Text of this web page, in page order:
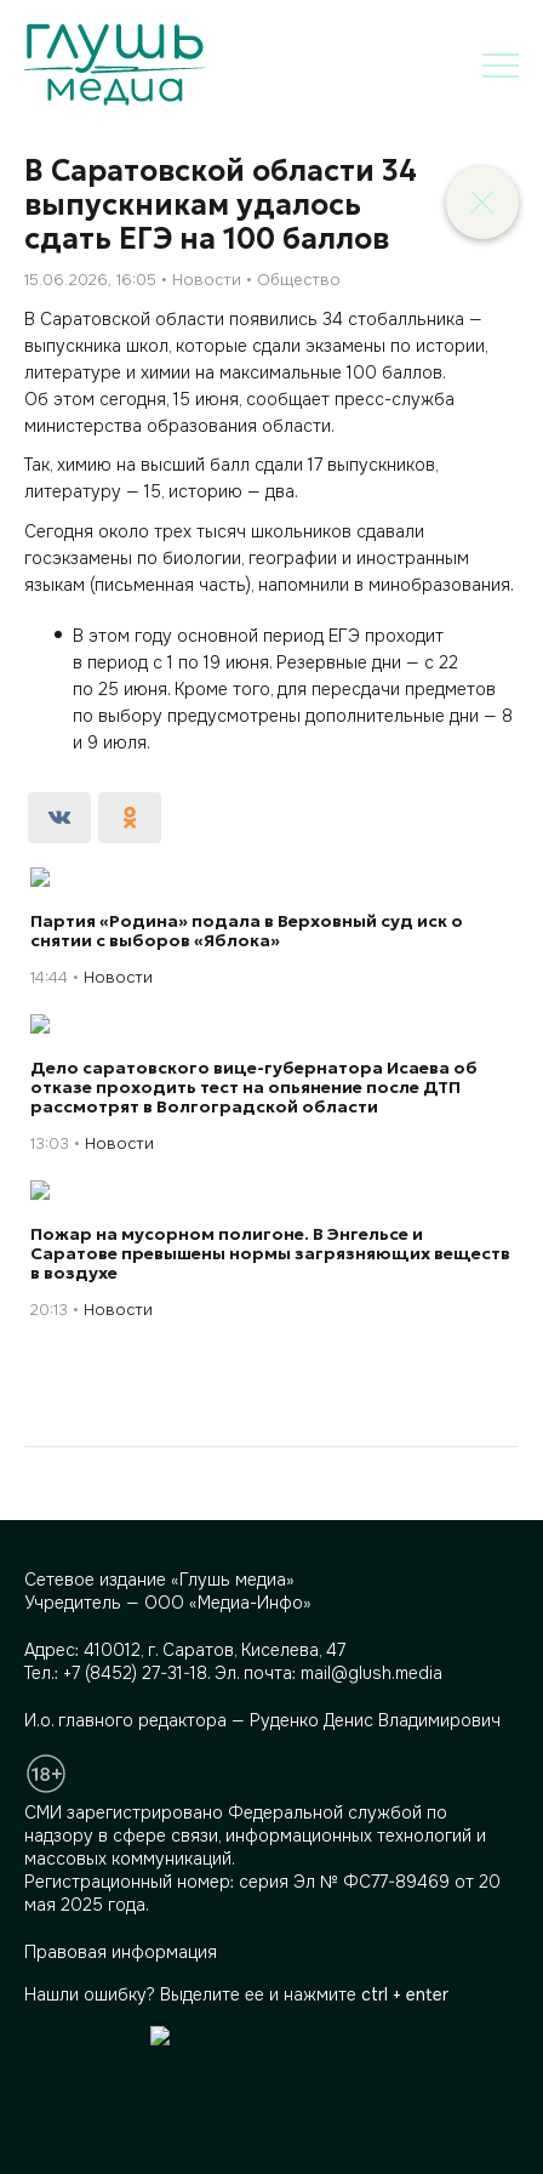
В Саратовской области 34
выпускникам удалось
сдать ЕГЭ на 100 баллов
15.06.2026, 16:05 Новости Общество
В Саратовской области появились 34 стобалльника —
выпускника школ, которые сдали экзамены по истории,
литературе и химии на максимальные 100 баллов.
Об этом сегодня, 15 июня, сообщает пресс-служба
министерства образования области.
Так, химию на высший балл сдали 17 выпускников,
литературу — 15, историю — два.
Сегодня около трех тысяч школьников сдавали
госэкзамены по биологии, географии и иностранным
языкам (письменная часть), напомнили в минобразования.
В этом году основной период ЕГЭ проходит
в период с 1 по 19 июня. Резервные дни — с 22
по 25 июня. Кроме того, для пересдачи предметов
по выбору предусмотрены дополнительные дни — 8
и 9 июля.
Партия «Родина» подала в Верховный суд иск о
снятии с выборов «Яблока»
14:44 Новости
Дело саратовского вице-губернатора Исаева об
отказе проходить тест на опьянение после ДТП
рассмотрят в Волгоградской области
13:03 Новости
Пожар на мусорном полигоне. В Энгельсе и
Саратове превышены нормы загрязняющих веществ
в воздухе
20:13 Новости
Сетевое издание «Глушь медиа»
Учредитель — ООО «Медиа-Инфо»
Адрес: 410012, г. Саратов, Киселева, 47
Тел.: +7 (8452) 27-31-18. Эл. почта: mail@glush.media
И.о. главного редактора — Руденко Денис Владимирович
СМИ зарегистрировано Федеральной службой по
надзору в сфере связи, информационных технологий и
массовых коммуникаций.
Регистрационный номер: серия Эл № ФС77-89469 от 20
мая 2025 года.
Правовая информация
Нашли ошибку? Выделите ее и нажмите ctrl + enter